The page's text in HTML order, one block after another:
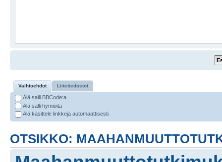
Vaihtoehdot Liitetiedostot
Älä salli BBCode:a
Älä salli hymiöitä
Älä käsittele linkkejä automaattisesti
OTSIKKO: